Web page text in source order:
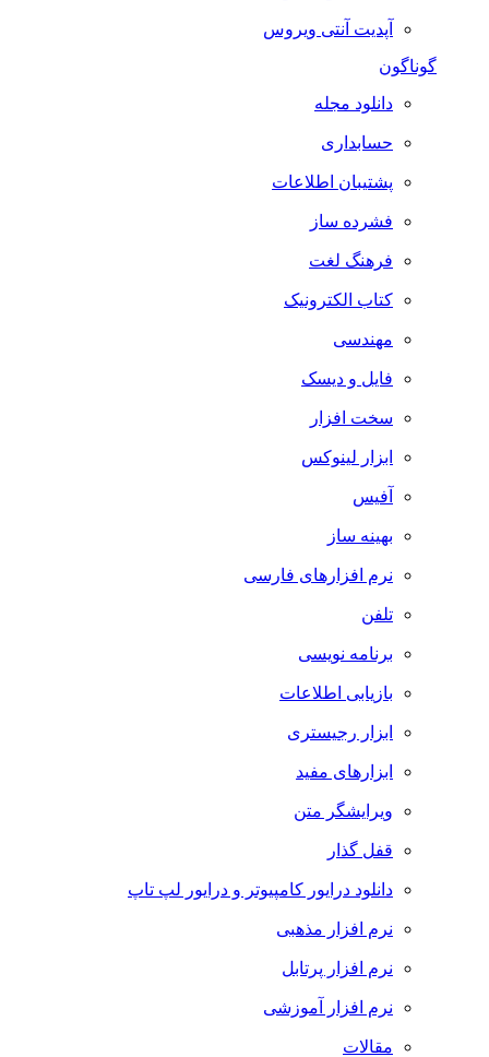
آپدیت آنتی ویروس
گوناگون
دانلود مجله
حسابداری
پشتیبان اطلاعات
فشرده ساز
فرهنگ لغت
کتاب الکترونیک
مهندسی
فایل و دیسک
سخت افزار
ابزار لینوکس
آفیس
بهینه ساز
نرم افزارهای فارسی
تلفن
برنامه نویسی
بازیابی اطلاعات
ابزار رجیستری
ابزارهای مفید
ویرایشگر متن
قفل گذار
دانلود درایور کامپیوتر و درایور لپ تاپ
نرم افزار مذهبی
نرم افزار پرتابل
نرم افزار آموزشی
مقالات